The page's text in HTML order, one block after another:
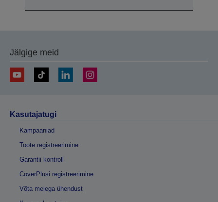
Jälgige meid
Kasutajatugi
Kampaaniad
Toote registreerimine
Garantii kontroll
CoverPlusi registreerimine
Võta meiega ühendust